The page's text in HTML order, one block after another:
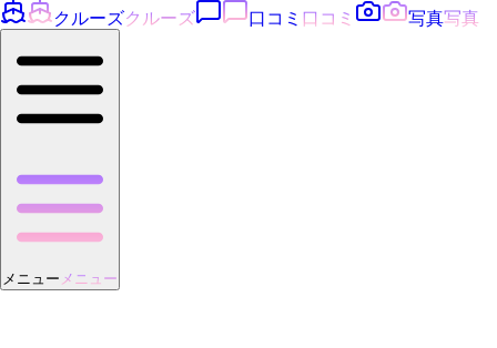
クルーズクルーズ 口コミ 口コミ 写真写真
メニュー メニュー